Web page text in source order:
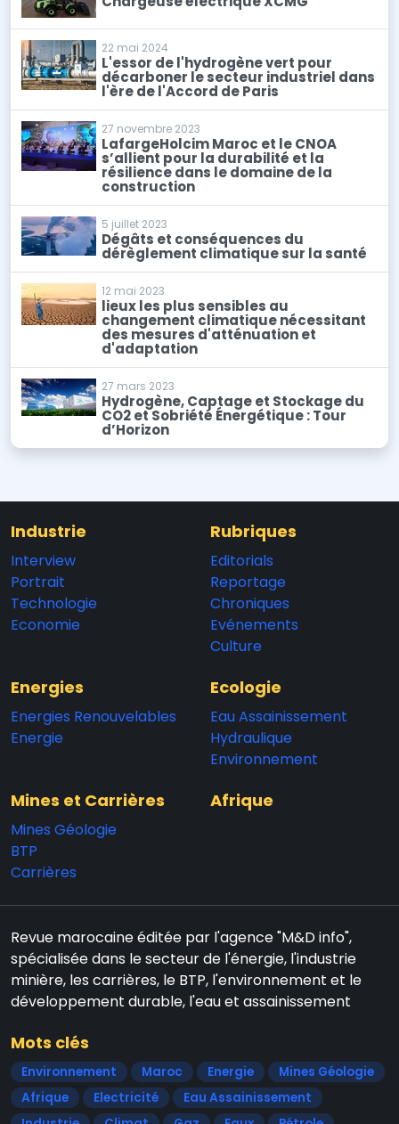
22 mai 2024
L'essor de l'hydrogène vert pour
décarboner le secteur industriel dans
l'ère de l'Accord de Paris
27 novembre 2023
LafargeHolcim Maroc et le CNOA
s’allient pour la durabilité et la
résilience dans le domaine de la
construction
5 juillet 2023
Dégâts et conséquences du
dérèglement climatique sur la santé
12 mai 2023
lieux les plus sensibles au
changement climatique nécessitant
des mesures d'atténuation et
d'adaptation
27 mars 2023
Hydrogène, Captage et Stockage du
CO2 et Sobriété Énergétique : Tour
d’Horizon
Industrie
Interview
Portrait
Technologie
Economie
Rubriques
Editorials
Reportage
Chroniques
Evénements
Culture
Energies
Energies Renouvelables
Energie
Ecologie
Eau Assainissement
Hydraulique
Environnement
Mines et Carrières
Mines Géologie
BTP
Carrières
Afrique
Revue marocaine éditée par l'agence "M&D info",
spécialisée dans le secteur de l'énergie, l'industrie
minière, les carrières, le BTP, l'environnement et le
développement durable, l'eau et assainissement
Mots clés
Environnement Maroc Energie
Mines Géologie
Afrique
Electricité
Eau Assainissement